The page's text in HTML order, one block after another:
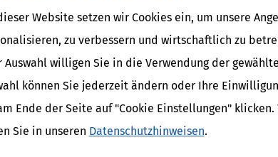
Website setzen wir Cookies ein, um unsere
zu verbessern und wirtschaftlich zu
Auswahl willigen Sie in die Verwendung der
können Sie jederzeit ändern oder Ihre
Ende der Seite auf "Cookie Einstellungen"
Sie in unseren Datenschutzhinweisen.